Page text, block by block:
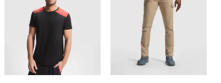
da
8,67 €
12,38 €
17,71 €
a
25,30 €